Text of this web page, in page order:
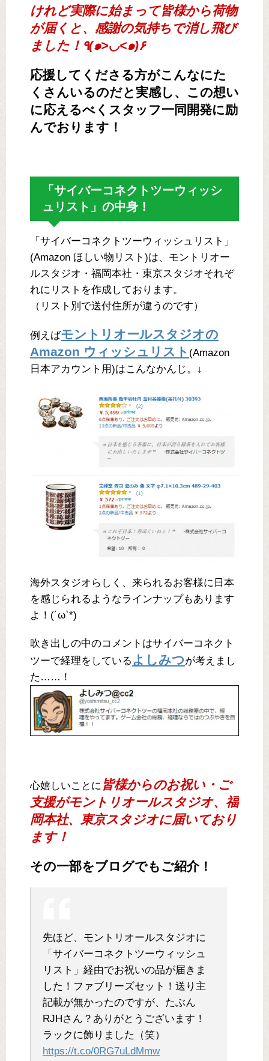
けれど実際に始まって皆様から荷物
が届くと、感謝の気持ちで消し飛び
ました！٩(๑>◡<๑)۶
応援してくださる方がこんなにた
くさんいるのだと実感し、この想い
に応えるべくスタッフ一同開発に励
んでおります！
「サイバーコネクトツーウィッシ
ュリスト」の中身！
「サイバーコネクトツーウィッシュリスト」
(Amazon ほしい物リスト)は、モントリオー
ルスタジオ・福岡本社・東京スタジオそれぞ
れにリストを作成しております。
（リスト別で送付住所が違うのです）
例えばモントリオールスタジオの
Amazon ウィッシュリスト (Amazon
日本アカウント用)はこんなかんじ。↓
海外スタジオらしく、来られるお客様に日本
を感じられるようなラインナップもあります
よ！(´ω`*)
吹き出しの中のコメントはサイバーコネクト
ツーで経理をしている よしみつが考えまし
た……！
心嬉しいことに 皆様からのお祝い・ご
支援がモントリオールスタジオ、福
岡本社、東京スタジオに届いており
ます！
その一部をブログでもご紹介！
先ほど、モントリオールスタジオに
「サイバーコネクトツーウィッシュ
リスト」経由でお祝いの品が届きま
した！ファブリーズセット！送り主
記載が無かったのですが、たぶん
RJHさん？ありがとうございます！
ラックに飾りました（笑）
https://t.co/0RG7uLdMmw